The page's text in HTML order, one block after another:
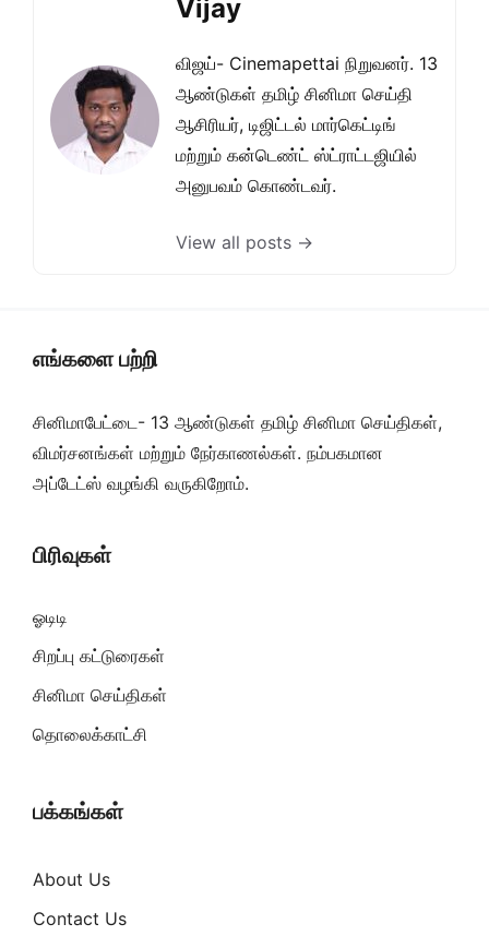
Vijay
விஜய்- Cinemapettai நிறுவனர். 13
ஆண்டுகள் தமிழ் சினிமா செய்தி
ஆசிரியர், டிஜிட்டல் மார்கெட்டிங்
மற்றும் கன்டெண்ட் ஸ்ட்ராட்டஜியில்
அனுபவம் கொண்டவர்.
View all posts →
எங்களை பற்றி
சினிமாபேட்டை- 13 ஆண்டுகள் தமிழ் சினிமா செய்திகள்,
விமர்சனங்கள் மற்றும் நேர்காணல்கள். நம்பகமான
அப்டேட்ஸ் வழங்கி வருகிறோம்.
பிரிவுகள்
ஓடிடி
சிறப்பு கட்டுரைகள்
சினிமா செய்திகள்
தொலைக்காட்சி
பக்கங்கள்
About Us
Contact Us